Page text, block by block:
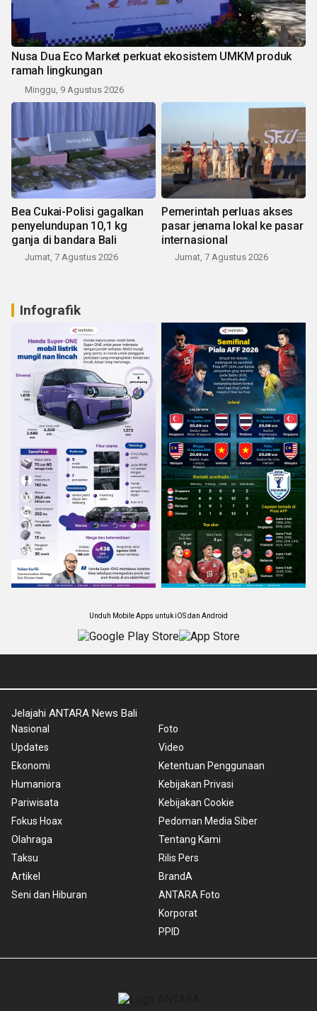
Nusa Dua Eco Market perkuat ekosistem UMKM produk
ramah lingkungan
Minggu, 9 Agustus 2026
Bea Cukai-Polisi gagalkan
penyelundupan 10,1 kg
ganja di bandara Bali
Jumat, 7 Agustus 2026
Pemerintah perluas akses
pasar jenama lokal ke pasar
internasional
Jumat, 7 Agustus 2026
Infografik
Unduh Mobile Apps untuk iOS dan Android
Jelajahi ANTARA News Bali
Nasional
Updates
Ekonomi
Humaniora
Pariwisata
Fokus Hoax
Olahraga
Taksu
Artikel
Seni dan Hiburan
Foto
Video
Ketentuan Penggunaan
Kebijakan Privasi
Kebijakan Cookie
Pedoman Media Siber
Tentang Kami
Rilis Pers
BrandA
ANTARA Foto
Korporat
PPID